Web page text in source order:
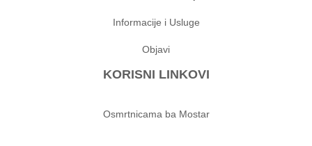
Informacije i Usluge
Objavi
KORISNI LINKOVI
Osmrtnicama ba Mostar